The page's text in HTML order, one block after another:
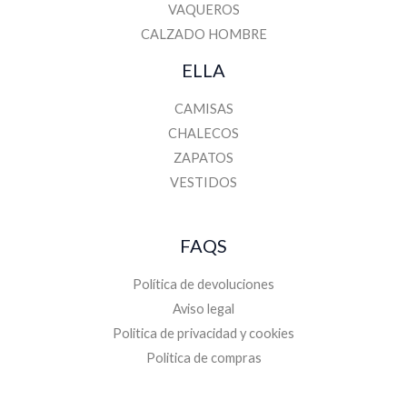
VAQUEROS
CALZADO HOMBRE
ELLA
CAMISAS
CHALECOS
ZAPATOS
VESTIDOS
FAQS
Política de devoluciones
Aviso legal
Politica de privacidad y cookies
Politica de compras